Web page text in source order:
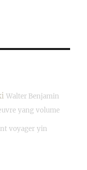
Walter Benjamin
yang volume
voyager yin